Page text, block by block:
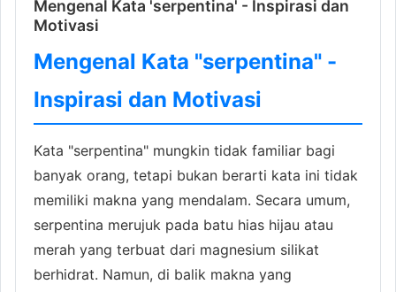
Mengenal Kata 'serpentina' - Inspirasi dan
Motivasi
Mengenal Kata "serpentina" -
Inspirasi dan Motivasi
Kata "serpentina" mungkin tidak familiar bagi
banyak orang, tetapi bukan berarti kata ini tidak
memiliki makna yang mendalam. Secara umum,
serpentina merujuk pada batu hias hijau atau
merah yang terbuat dari magnesium silikat
berhidrat. Namun, di balik makna yang